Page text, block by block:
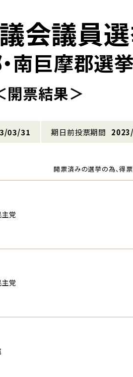
会議員
南巨摩郡選
開票結果＞
03/31 期日前投票期間
開票済みの選挙の為、得
党
党